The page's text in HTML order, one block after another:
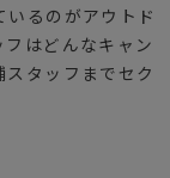
るのがアウトド
はどんなキャン
タッフまでセク